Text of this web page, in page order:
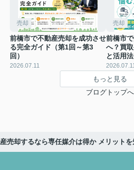
売却
前橋市で不動産売却を成功させ
る完全ガイド（第1回～第3
回）
2026.07.11
売却
前橋市
へ？買
と活用
もっと見る
ブログトップへ
売却するなら専任媒介は得か メリット